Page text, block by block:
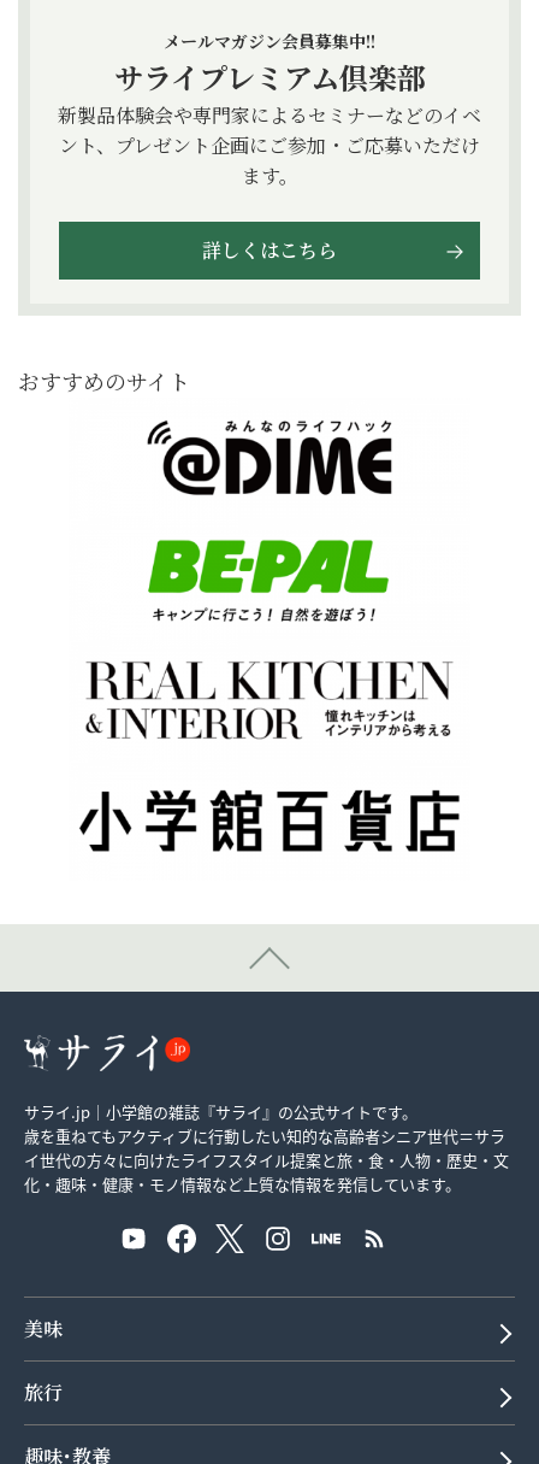
メールマガジン会員募集中!!
サライプレミアム倶楽部
新製品体験会や専門家によるセミナーなどのイベ
ント、プレゼント企画にご参加・ご応募いただけ
ます。
詳しくはこちら
おすすめのサイト
サライ.jp｜小学館の雑誌『サライ』の公式サイトです。
歳を重ねてもアクティブに行動したい知的な高齢者シニア世代＝サラ
イ世代の方々に向けたライフスタイル提案と旅・食・人物・歴史・文
化・趣味・健康・モノ情報など上質な情報を発信しています。
美味
旅行
趣味･教養